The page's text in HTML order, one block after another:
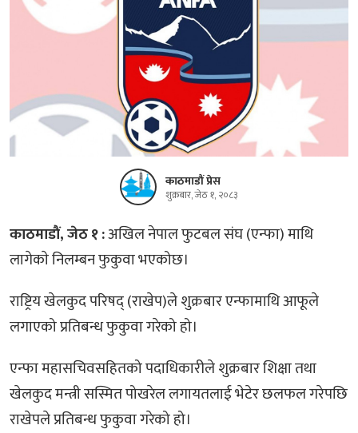
काठमाडौं प्रेस
शुक्रबार, जेठ १, २०८३
काठमाडाैं, जेठ १ :अखिल नेपाल फुटबल संघ (एन्फा) माथि
लागेकाे निलम्बन फुकुवा भएकोछ।
राष्ट्रिय खेलकुद परिषद् (राखेप)ले शुक्रबार एन्फामाथि आफूले
लगाएको प्रतिबन्ध फुकुवा गरेको हो।
एन्फा महासचिवसहितको पदाधिकारीले शुक्रबार शिक्षा तथा
खेलकुद मन्त्री सस्मित पोखरेल लगायतलाई भेटेर छलफल गरेपछि
राखेपले प्रतिबन्ध फुकुवा गरेको हो।